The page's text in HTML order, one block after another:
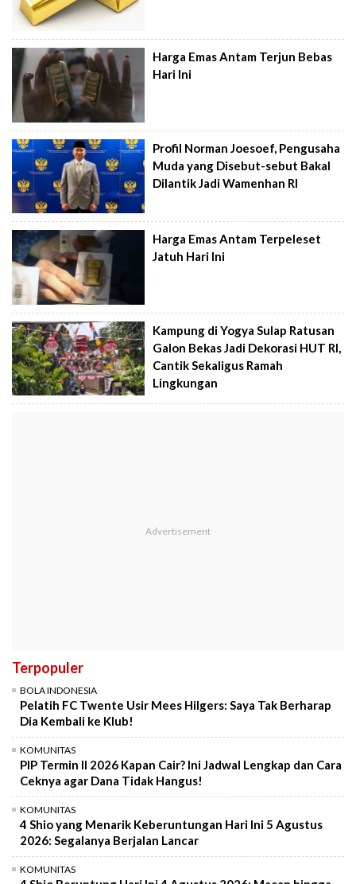
Harga Emas Antam Terjun Bebas
Hari Ini
Profil Norman Joesoef, Pengusaha
Muda yang Disebut-sebut Bakal
Dilantik Jadi Wamenhan RI
Harga Emas Antam Terpeleset
Jatuh Hari Ini
Kampung di Yogya Sulap Ratusan
Galon Bekas Jadi Dekorasi HUT RI,
Cantik Sekaligus Ramah
Lingkungan
Terpopuler
BOLA INDONESIA
Pelatih FC Twente Usir Mees Hilgers: Saya Tak Berharap
Dia Kembali ke Klub!
KOMUNITAS
PIP Termin II 2026 Kapan Cair? Ini Jadwal Lengkap dan Cara
Ceknya agar Dana Tidak Hangus!
KOMUNITAS
4 Shio yang Menarik Keberuntungan Hari Ini 5 Agustus
2026: Segalanya Berjalan Lancar
KOMUNITAS